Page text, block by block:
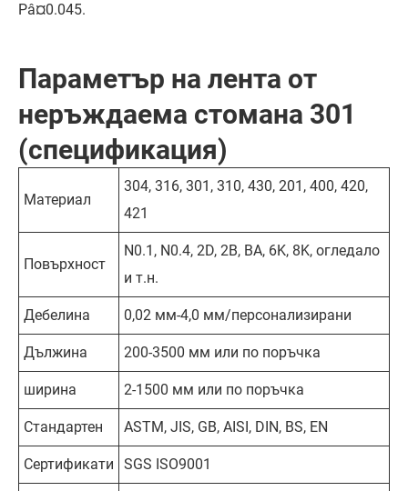
Pâ¤0.045.
Параметър на лента от
неръждаема стомана 301
(спецификация)
Материал
304, 316, 301, 310, 430, 201, 400, 420,
421
Повърхност
N0.1, N0.4, 2D, 2B, BA, 6K, 8K, огледало
и т.н.
Дебелина 0,02 мм-4,0 мм/персонализирани
Дължина 200-3500 мм или по поръчка
ширина 2-1500 мм или по поръчка
Стандартен ASTM, JIS, GB, AISI, DIN, BS, EN
Сертификати SGS ISO9001